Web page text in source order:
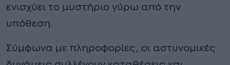
ενισχύει το μυστήριο γύρω από την
υπόθεση.
Σύμφωνα με πληροφορίες, οι αστυνομικές